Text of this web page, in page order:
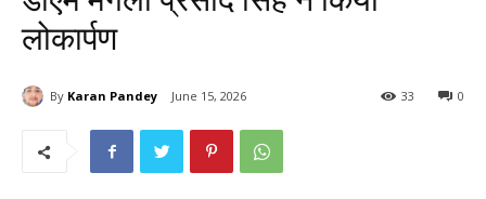
लोकार्पण
By Karan Pandey June 15, 2026 0
33